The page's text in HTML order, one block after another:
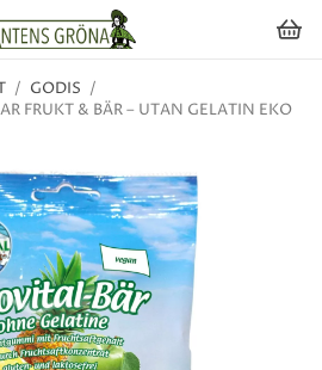
/ GODIS /
FRUKT & BÄR – UTAN GELATIN EKO